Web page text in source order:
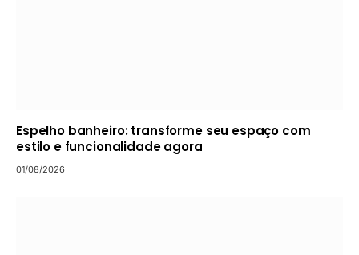
Espelho banheiro: transforme seu espaço com
estilo e funcionalidade agora
01/08/2026